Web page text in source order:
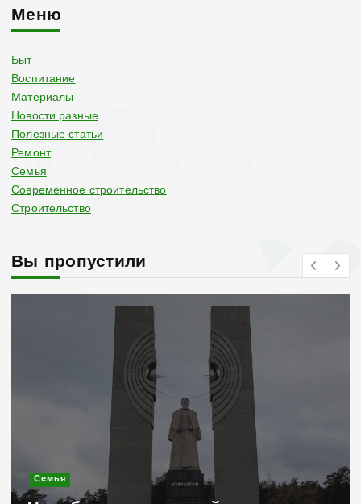
Меню
Быт
Воспитание
Материалы
Новости разные
Полезные статьи
Ремонт
Семья
Современное строительство
Строительство
Вы пропустили
Современное строительство
Керамогранит «под дерево»: